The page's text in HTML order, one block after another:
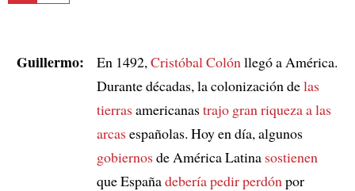
Guillermo: En 1492, Cristóbal Colón llegó a América.
Durante décadas, la colonización delas
tierrasamericanastrajo gran riqueza a las
arcasespañolas. Hoy en día, algunos
gobiernosde América Latina sostienen
que Españadebería pedir perdón por